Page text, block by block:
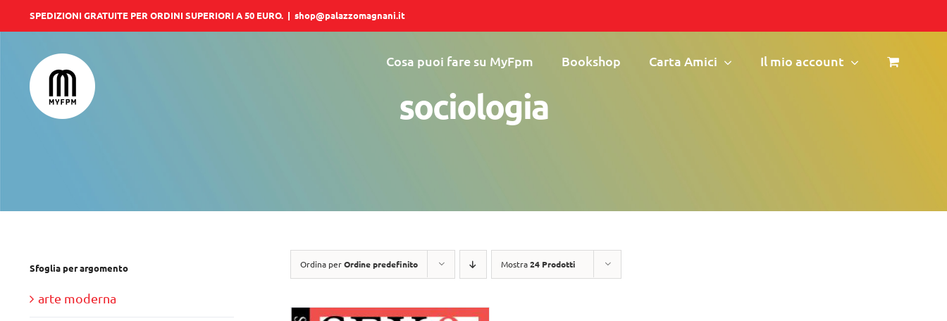
al
contenuto
SPEDIZIONI GRATUITE PER ORDINI SUPERIORI A 50 EURO. | shop@palazzomagnani.it
Cosa puoi fare su MyFpm Bookshop Carta Amici Il mio account
sociologia
Ordina perOrdine predefinito Mostra24 Prodotti
Sfoglia per argomento
arte moderna